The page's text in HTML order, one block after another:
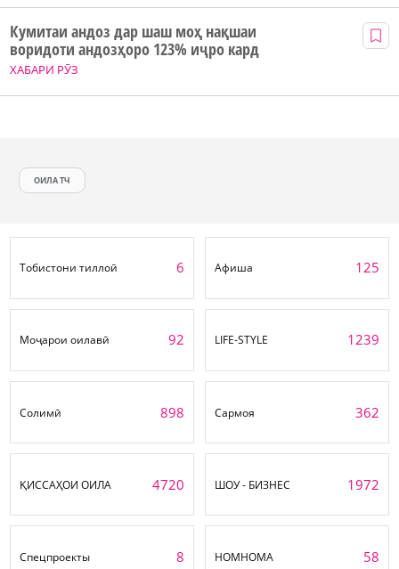
ХАБАРИ РӮЗ
Кумитаи андоз дар шаш моҳ нақшаи
воридоти андозҳоро 123% иҷро кард
ОИЛА ТЧ
Тобистони тиллоӣ 6 Афиша 125
Моҷарои оилавӣ 92 LIFE-STYLE 1239
Солимӣ 898 Сармоя 362
ҚИССАҲОИ ОИЛА 4720 ШОУ - БИЗНЕС 1972
Спецпроекты 8 НОМНОМА 58